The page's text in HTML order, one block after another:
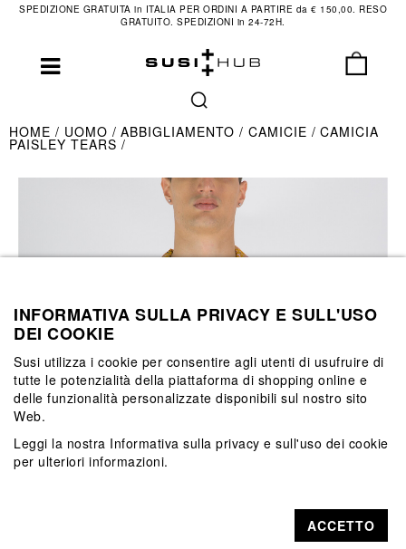
SPEDIZIONE GRATUITA in ITALIA PER ORDINI A PARTIRE da € 150,00. RESO
GRATUITO. SPEDIZIONI in 24-72H.
HOME UOMO ABBIGLIAMENTO CAMICIE CAMICIA
PAISLEY TEARS
INFORMATIVA SULLA PRIVACY E SULL'USO
DEI COOKIE
Susi utilizza i cookie per consentire agli utenti di usufruire di
tutte le potenzialità della piattaforma di shopping online e
delle funzionalità personalizzate disponibili sul nostro sito
Web.
Leggi la nostra Informativa sulla privacy e sull'uso dei cookie
per ulteriori informazioni.
ACCETTO